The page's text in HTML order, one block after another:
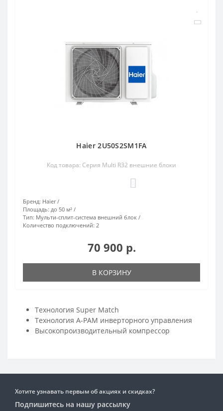
Haier 2U50S2SM1FA
Код товара: Серия Multi R32 внешние блоки
Бренд: Haier
Площадь: до 50 м²
Тип: Мульти-сплит-система внешний блок
Количество подключений: 2
70 900 р.
В КОРЗИНУ
Технология Super Match
Технология A-PAM инверторного управления
Высокопроизводительный компрессор
Хотите узнавать первым об акциях и скидках?
Подпишитесь на нашу рассылку